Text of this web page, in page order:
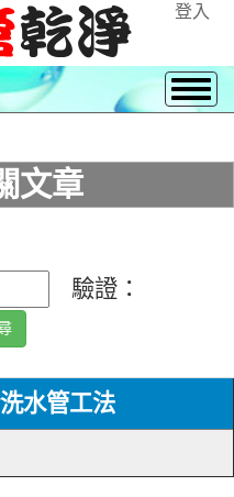
登入
文章
驗證：
水管工法